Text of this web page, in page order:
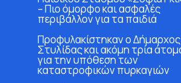
– Πιο όμορφο και ασφαλές
περιβάλλον για τα παιδιά
Προφυλακίστηκαν ο Δήμαρχος
Στυλίδας και ακόμη τρία
για την υπόθεση των
καταστροφικών πυρκαγιών